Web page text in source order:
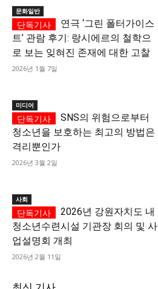
문화일반
연극 ‘그린 폴터가이스
트’ 관람 후기: 랑시에르의 철학으
로 보는 잊혀진 존재에 대한 고찰
2026년 1월 7일
미디어
SNS의 위험으로부터
청소년을 보호하는 최고의 방법은
격리뿐인가
2026년 3월 2일
사회
2026년 강원자치도 내
청소년수련시설 기관장 회의 및 사
업설명회 개최
2026년 2월 11일